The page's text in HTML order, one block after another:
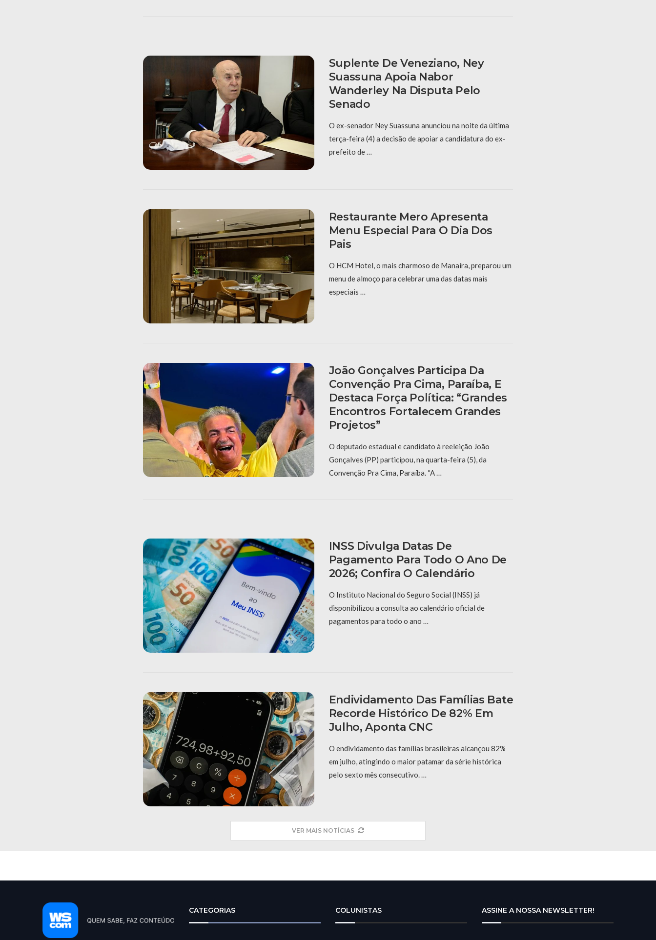
Suplente De Veneziano, Ney
Suassuna Apoia Nabor
Wanderley Na Disputa Pelo
Senado
O ex-senador Ney Suassuna anunciou na noite da última
terça-feira (4) a decisão de apoiar a candidatura do ex-
prefeito de …
Restaurante Mero Apresenta
Menu Especial Para O Dia Dos
Pais
O HCM Hotel, o mais charmoso de Manaíra, preparou um
menu de almoço para celebrar uma das datas mais
especiais …
João Gonçalves Participa Da
Convenção Pra Cima, Paraíba, E
Destaca Força Política: “grandes
Encontros Fortalecem Grandes
Projetos”
O deputado estadual e candidato à reeleição João
Gonçalves (PP) participou, na quarta-feira (5), da
Convenção Pra Cima, Paraíba. “A …
INSS Divulga Datas De
Pagamento Para Todo O Ano De
2026; Confira O Calendário
O Instituto Nacional do Seguro Social (INSS) já
disponibilizou a consulta ao calendário oficial de
pagamentos para todo o ano …
Endividamento Das Famílias Bate
Recorde Histórico De 82% Em
Julho, Aponta CNC
O endividamento das famílias brasileiras alcançou 82%
em julho, atingindo o maior patamar da série histórica
pelo sexto mês consecutivo. …
VER MAIS NOTÍCIAS
CATEGORIAS COLUNISTAS ASSINE A NOSSA NEWSLETTER!